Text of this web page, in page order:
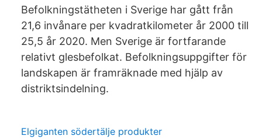
Befolkningstätheten i Sverige har gått från
21,6 invånare per kvadratkilometer år 2000 till
25,5 år 2020. Men Sverige är fortfarande
relativt glesbefolkat. Befolkningsuppgifter för
landskapen är framräknade med hjälp av
distriktsindelning.
Elgiganten södertälje produkter